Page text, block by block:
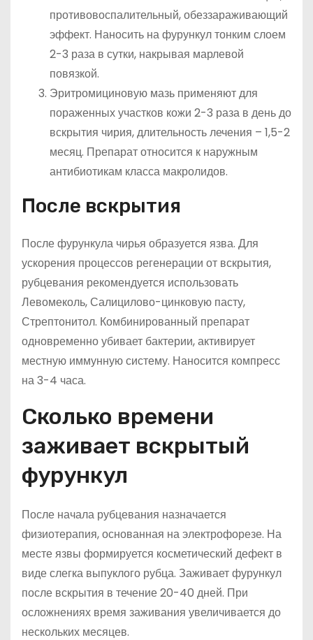
противовоспалительный, обеззараживающий
эффект. Наносить на фурункул тонким слоем
2-3 раза в сутки, накрывая марлевой
повязкой.
Эритромициновую мазь применяют для
пораженных участков кожи 2-3 раза в день до
вскрытия чирия, длительность лечения – 1,5-2
месяц. Препарат относится к наружным
антибиотикам класса макролидов.
После вскрытия
После фурункула чирья образуется язва. Для
ускорения процессов регенерации от вскрытия,
рубцевания рекомендуется использовать
Левомеколь, Салицилово-цинковую пасту,
Стрептонитол. Комбинированный препарат
одновременно убивает бактерии, активирует
местную иммунную систему. Наносится компресс
на 3-4 часа.
Сколько времени
заживает вскрытый
фурункул
После начала рубцевания назначается
физиотерапия, основанная на электрофорезе. На
месте язвы формируется косметический дефект в
виде слегка выпуклого рубца. Заживает фурункул
после вскрытия в течение 20-40 дней. При
осложнениях время заживания увеличивается до
нескольких месяцев.